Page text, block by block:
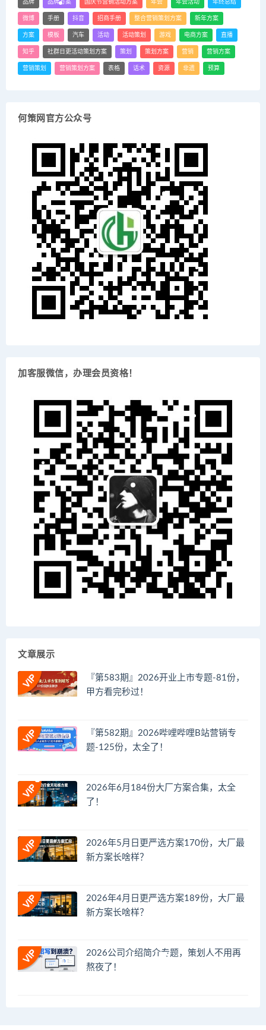
品牌 品牌方案 国庆节营销活动方案 年会 年会活动 年终总结
微博 手册 抖音 招商手册 整合营销策划方案 新年方案
方案 模板 汽车 活动 活动策划 游戏 电商方案 直播
知乎 社群日更活动策划方案 策划 策划方案 营销 营销方案
营销策划 营销策划方案 表格 话术 资源 非遗 预算
何策网官方公众号
加客服微信，办理会员资格！
文章展示
『第583期』2026开业上市专题-81份，
甲方看完秒过！
『第582期』2026哔哩哔哩B站营销专
题-125份，太全了！
2026年6月184份大厂方案合集，太全
了！
2026年5月日更严选方案170份，大厂最
新方案长啥样？
2026年4月日更严选方案189份，大厂最
新方案长啥样？
2026公司介绍简介专题，策划人不用再
熬夜了！